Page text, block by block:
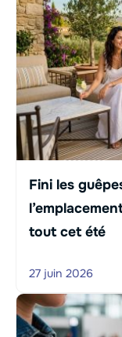
Fini les
tout cet été
27 juin 2026